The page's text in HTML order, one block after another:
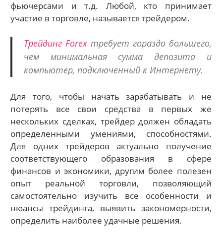
фьючерсами и т.д. Любой, кто принимает
участие в торговле, называется трейдером.
Трейдинг Forexтребует гораздо большего,
чем минимальная сумма депозита и
компьютер, подключенный к Интернету.
Для того, чтобы начать зарабатывать и не
потерять все свои средства в первых же
нескольких сделках, трейдер должен обладать
определенными умениями, способностями.
Для одних трейдеров актуально получение
соответствующего образования в сфере
финансов и экономики, другим более полезен
опыт реальной торговли, позволяющий
самостоятельно изучить все особенности и
нюансы трейдинга, выявить закономерности,
определить наиболее удачные решения.